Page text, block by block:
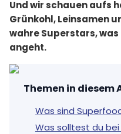
Und wir schauen aufs
Grünkohl, Leinsamen
wahre Superstars,
angeht.
Themen in diesem
Was sind
Was solltest du